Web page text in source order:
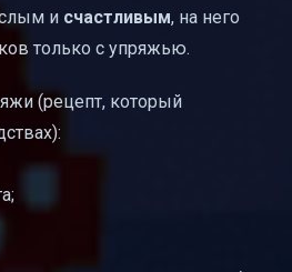
и счастливым, на него
только с упряжью.
(рецепт, который